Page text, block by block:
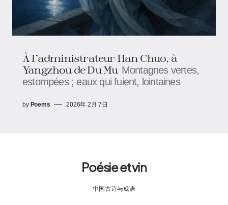
À l’administrateur Han Chuo, à
Yangzhou de Du Mu Montagnes vertes,
estompées ; eaux qui fuient, lointaines
by Poems 2026年 2月 7日
Poésie et vin
中国古诗与成语